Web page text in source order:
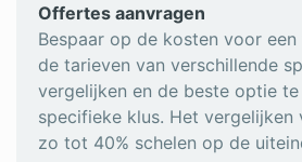
Offertes aanvragen
Bespaar op de kosten voor
de tarieven van verschillende
vergelijken en de beste optie
specifieke klus. Het vergelijken
zo tot 40% schelen op de